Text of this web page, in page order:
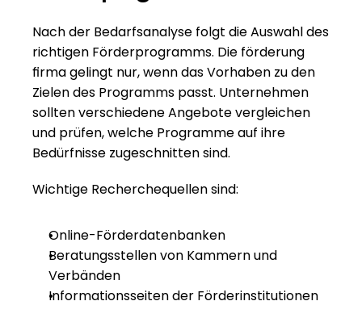
Nach der Bedarfsanalyse folgt die Auswahl des
richtigen Förderprogramms. Die förderung
firma gelingt nur, wenn das Vorhaben zu den
Zielen des Programms passt. Unternehmen
sollten verschiedene Angebote vergleichen
und prüfen, welche Programme auf ihre
Bedürfnisse zugeschnitten sind.
Wichtige Recherchequellen sind:
Online-Förderdatenbanken
Beratungsstellen von Kammern und
Verbänden
Informationsseiten der Förderinstitutionen